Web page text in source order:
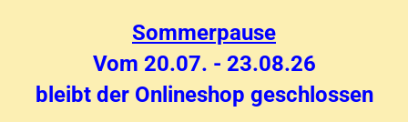
Sommerpause
Vom 20.07. - 23.08.26
bleibt der Onlineshop geschlossen